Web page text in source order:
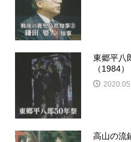
東郷平八
（1984）
高山の流